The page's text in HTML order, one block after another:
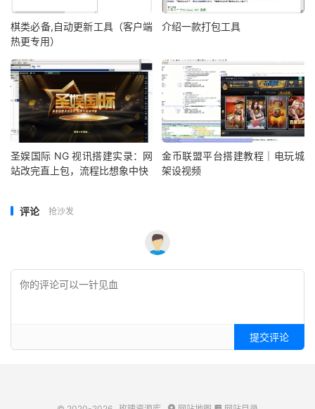
棋类必备,自动更新工具（客户端
热更专用）
介绍一款打包工具
圣娱国际 NG 视讯搭建实录：网
站改完直上包，流程比想象中快
金币联盟平台搭建教程｜电玩城
架设视频
评论 抢沙发
提交评论